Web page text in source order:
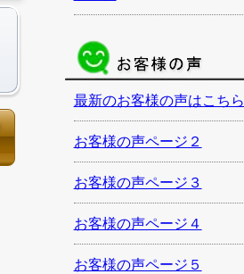
最新のお客様の声はこちら
お客様の声ページ２
お客様の声ページ３
お客様の声ページ４
お客様の声ページ５